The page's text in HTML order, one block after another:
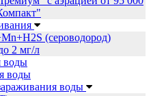
(сероводород)
2 мг/л
воды
воды
воды